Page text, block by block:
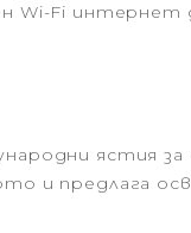
Wi-Fi интернет
ястия
и предлага